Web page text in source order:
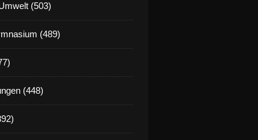
(503)
(489)
(448)